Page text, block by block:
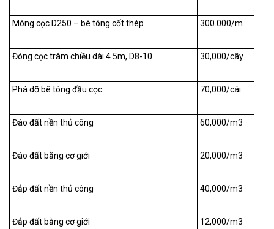
Móng cọc D250 – bê tông cốt thép 300.000/m
Đóng cọc tràm chiều dài 4.5m, D8-10 30,000/cây
Phá dỡ bê tông đầu cọc 70,000/cái
Đào đất nền thủ công 60,000/m3
Đào đất bằng cơ giới 20,000/m3
Đắp đất nền thủ công 40,000/m3
Đắp đất bằng cơ giới 12,000/m3